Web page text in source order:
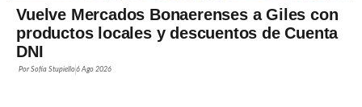
Vuelve Mercados Bonaerenses a Giles con
productos locales y descuentos de Cuenta
DNI
PorSofía Stupiello6 Ago 2026